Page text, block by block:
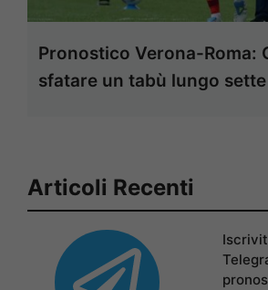
Pronostico Verona-Roma:
sfatare un tabù lungo
Articoli Recenti